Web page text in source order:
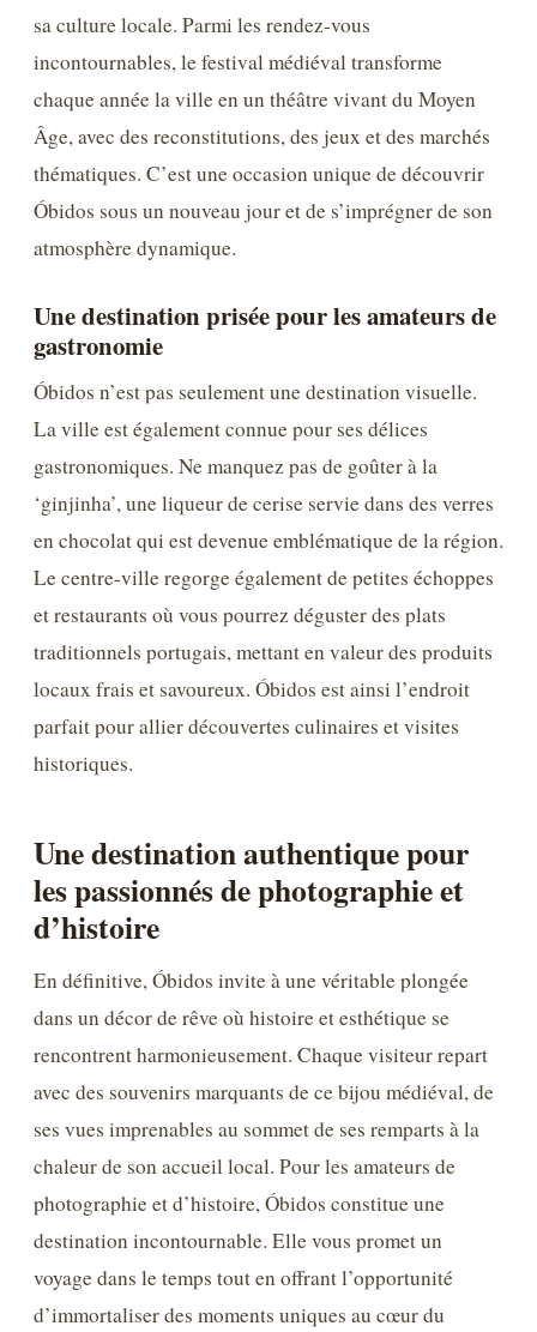
sa culture locale. Parmi les rendez-vous
incontournables, le festival médiéval transforme
chaque année la ville en un théâtre vivant du Moyen
Âge, avec des reconstitutions, des jeux et des marchés
thématiques. C’est une occasion unique de découvrir
Óbidos sous un nouveau jour et de s’imprégner de son
atmosphère dynamique.
Une destination prisée pour les amateurs de
gastronomie
Óbidos n’est pas seulement une destination visuelle.
La ville est également connue pour ses délices
gastronomiques. Ne manquez pas de goûter à la
‘ginjinha’, une liqueur de cerise servie dans des verres
en chocolat qui est devenue emblématique de la région.
Le centre-ville regorge également de petites échoppes
et restaurants où vous pourrez déguster des plats
traditionnels portugais, mettant en valeur des produits
locaux frais et savoureux. Óbidos est ainsi l’endroit
parfait pour allier découvertes culinaires et visites
historiques.
Une destination authentique pour
les passionnés de photographie et
d’histoire
En définitive, Óbidos invite à une véritable plongée
dans un décor de rêve où histoire et esthétique se
rencontrent harmonieusement. Chaque visiteur repart
avec des souvenirs marquants de ce bijou médiéval, de
ses vues imprenables au sommet de ses remparts à la
chaleur de son accueil local. Pour les amateurs de
photographie et d’histoire, Óbidos constitue une
destination incontournable. Elle vous promet un
voyage dans le temps tout en offrant l’opportunité
d’immortaliser des moments uniques au cœur du